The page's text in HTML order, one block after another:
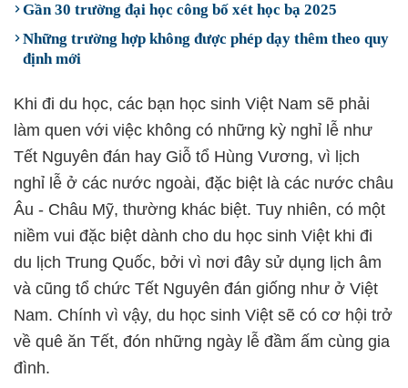
Gần 30 trường đại học công bố xét học bạ 2025
Những trường hợp không được phép dạy thêm theo quy
định mới
Khi đi du học, các bạn học sinh Việt Nam sẽ phải
làm quen với việc không có những kỳ nghỉ lễ như
Tết Nguyên đán hay Giỗ tổ Hùng Vương, vì lịch
nghỉ lễ ở các nước ngoài, đặc biệt là các nước châu
Âu - Châu Mỹ, thường khác biệt. Tuy nhiên, có một
niềm vui đặc biệt dành cho du học sinh Việt khi đi
du lịch Trung Quốc, bởi vì nơi đây sử dụng lịch âm
và cũng tổ chức Tết Nguyên đán giống như ở Việt
Nam. Chính vì vậy, du học sinh Việt sẽ có cơ hội trở
về quê ăn Tết, đón những ngày lễ đầm ấm cùng gia
đình.